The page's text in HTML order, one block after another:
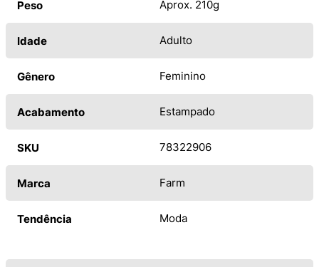
Peso Aprox. 210g
Idade Adulto
Gênero Feminino
Acabamento Estampado
SKU 78322906
Marca Farm
Tendência Moda